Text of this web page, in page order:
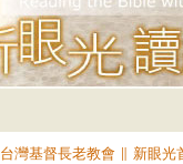
台灣基督長老教會∥ 新眼光